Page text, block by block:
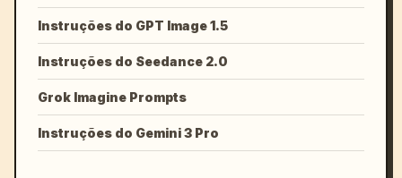
Instruções do GPT Image 1.5
Instruções do Seedance 2.0
Grok Imagine Prompts
Instruções do Gemini 3 Pro